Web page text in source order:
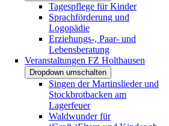
Tagespflege für Kinder
Sprachförderung und
Logopädie
Erziehungs-, Paar- und
Lebensberatung
Veranstaltungen FZ Holthausen
Dropdown umschalten
Singen der Martinslieder und
Stockbrotbacken am
Lagerfeuer
Waldwunder für